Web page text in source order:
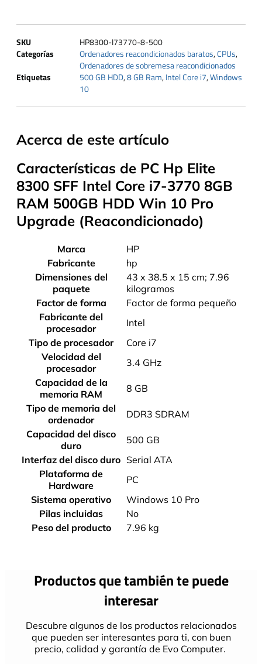
SKU
HP8300-I73770-8-500
Categorías
Ordenadores reacondicionados baratos,CPUs,
Ordenadores de sobremesa reacondicionados
Etiquetas
500 GB HDD,8 GB Ram,Intel Core i7,Windows
10
Acerca de este artículo
Características de PC Hp Elite
8300 SFF Intel Core i7-3770 8GB
RAM 500GB HDD Win 10 Pro
Upgrade (Reacondicionado)
Marca
‎HP
Fabricante
‎hp
Dimensiones del
paquete
‎43 x 38.5 x 15 cm; 7.96
kilogramos
Factor de forma
‎Factor de forma pequeño
Fabricante del
procesador
‎Intel
Tipo de procesador
‎Core i7
Velocidad del
procesador
‎3.4 GHz
Capacidad de la
memoria RAM
‎8 GB
Tipo de memoria del
ordenador
‎DDR3 SDRAM
Capacidad del disco
duro
‎500 GB
Interfaz del disco duro ‎Serial ATA
Plataforma de
Hardware
‎PC
Sistema operativo
‎Windows 10 Pro
Pilas incluidas
‎No
Peso del producto
‎7.96 kg
Productos que también te puede
interesar
Descubre algunos de los productos relacionados
que pueden ser interesantes para ti, con buen
precio, calidad y garantía de Evo Computer.